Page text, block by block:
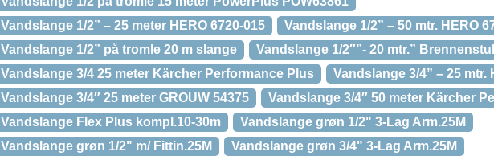
Vandslange 1/2” – 25 meter HERO 6720-015
Vandslange 1/2” – 50 mtr. HERO
Vandslange 1/2” på tromle 20 m slange
Vandslange 1/2″”- 20 mtr.”
Vandslange 3/4 25 meter Kärcher Performance Plus
Vandslange 3/4” – 25 mtr.
Vandslange 3/4″ 25 meter GROUW 54375
Vandslange 3/4″ 50 meter Kärcher
Vandslange Flex Plus kompl.10-30m
Vandslange grøn 1/2" 3-Lag Arm.25M
Vandslange grøn 1/2" m/ Fittin.25M
Vandslange grøn 3/4" 3-Lag Arm.25M